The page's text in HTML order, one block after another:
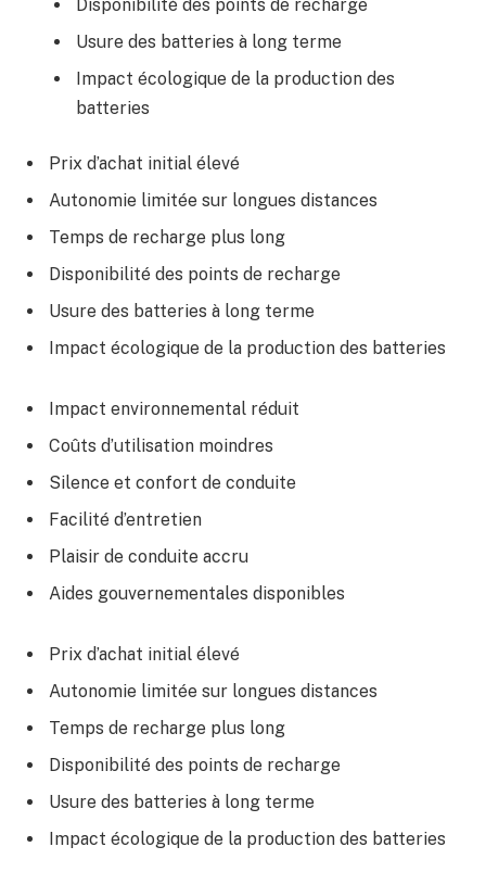
Disponibilité des points de recharge
Usure des batteries à long terme
Impact écologique de la production des
batteries
Prix d’achat initial élevé
Autonomie limitée sur longues distances
Temps de recharge plus long
Disponibilité des points de recharge
Usure des batteries à long terme
Impact écologique de la production des batteries
Impact environnemental réduit
Coûts d’utilisation moindres
Silence et confort de conduite
Facilité d’entretien
Plaisir de conduite accru
Aides gouvernementales disponibles
Prix d’achat initial élevé
Autonomie limitée sur longues distances
Temps de recharge plus long
Disponibilité des points de recharge
Usure des batteries à long terme
Impact écologique de la production des batteries